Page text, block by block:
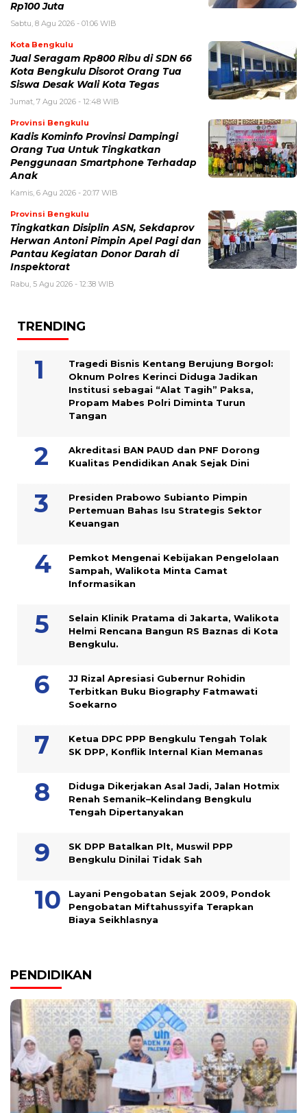
Rp100 Juta
Sabtu, 8 Agu 2026 - 01:06 WIB
Kota Bengkulu
Jual Seragam Rp800 Ribu di SDN 66
Kota Bengkulu Disorot Orang Tua
Siswa Desak Wali Kota Tegas
Jumat, 7 Agu 2026 - 12:48 WIB
Provinsi Bengkulu
Kadis Kominfo Provinsi Dampingi
Orang Tua Untuk Tingkatkan
Penggunaan Smartphone Terhadap
Anak
Kamis, 6 Agu 2026 - 20:17 WIB
Provinsi Bengkulu
Tingkatkan Disiplin ASN, Sekdaprov
Herwan Antoni Pimpin Apel Pagi dan
Pantau Kegiatan Donor Darah di
Inspektorat
Rabu, 5 Agu 2026 - 12:38 WIB
TRENDING
Tragedi Bisnis Kentang Berujung Borgol:
Oknum Polres Kerinci Diduga Jadikan
Institusi sebagai “Alat Tagih” Paksa,
Propam Mabes Polri Diminta Turun
Tangan
Akreditasi BAN PAUD dan PNF Dorong
Kualitas Pendidikan Anak Sejak Dini
Presiden Prabowo Subianto Pimpin
Pertemuan Bahas Isu Strategis Sektor
Keuangan
Pemkot Mengenai Kebijakan Pengelolaan
Sampah, Walikota Minta Camat
Informasikan
Selain Klinik Pratama di Jakarta, Walikota
Helmi Rencana Bangun RS Baznas di Kota
Bengkulu.
JJ Rizal Apresiasi Gubernur Rohidin
Terbitkan Buku Biography Fatmawati
Soekarno
Ketua DPC PPP Bengkulu Tengah Tolak
SK DPP, Konflik Internal Kian Memanas
Diduga Dikerjakan Asal Jadi, Jalan Hotmix
Renah Semanik–Kelindang Bengkulu
Tengah Dipertanyakan
SK DPP Batalkan Plt, Muswil PPP
Bengkulu Dinilai Tidak Sah
Layani Pengobatan Sejak 2009, Pondok
Pengobatan Miftahussyifa Terapkan
Biaya Seikhlasnya
PENDIDIKAN